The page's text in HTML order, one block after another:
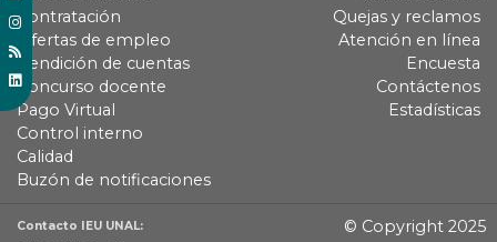
Contratación
Ofertas de empleo
Rendición de cuentas
Concurso docente
Pago Virtual
Control interno
Calidad
Buzón de notificaciones
Quejas y reclamos
Atención en línea
Encuesta
Contáctenos
Estadísticas
Contacto IEU UNAL:
© Copyright 2025